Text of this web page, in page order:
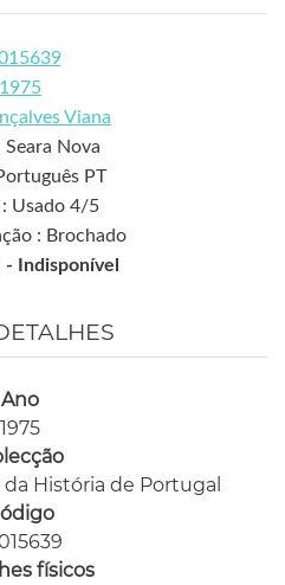
1975
Viana
Seara Nova
PT
: Usado 4/5
: Brochado
-
Indisponível
Ano
1975
História de Portugal
físicos